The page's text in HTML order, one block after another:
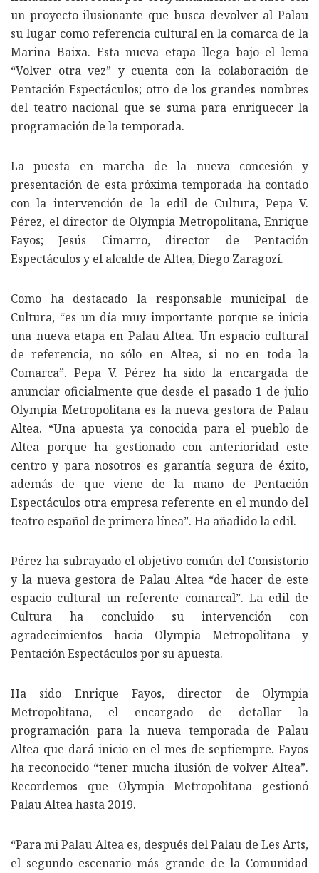
un proyecto ilusionante que busca devolver al Palau
su lugar como referencia cultural en la comarca de la
Marina Baixa. Esta nueva etapa llega bajo el lema
“Volver otra vez” y cuenta con la colaboración de
Pentación Espectáculos; otro de los grandes nombres
del teatro nacional que se suma para enriquecer la
programación de la temporada.
La puesta en marcha de la nueva concesión y
presentación de esta próxima temporada ha contado
con la intervención de la edil de Cultura, Pepa V.
Pérez, el director de Olympia Metropolitana, Enrique
Fayos; Jesús Cimarro, director de Pentación
Espectáculos y el alcalde de Altea, Diego Zaragozí.
Como ha destacado la responsable municipal de
Cultura, “es un día muy importante porque se inicia
una nueva etapa en Palau Altea. Un espacio cultural
de referencia, no sólo en Altea, si no en toda la
Comarca”. Pepa V. Pérez ha sido la encargada de
anunciar oficialmente que desde el pasado 1 de julio
Olympia Metropolitana es la nueva gestora de Palau
Altea. “Una apuesta ya conocida para el pueblo de
Altea porque ha gestionado con anterioridad este
centro y para nosotros es garantía segura de éxito,
además de que viene de la mano de Pentación
Espectáculos otra empresa referente en el mundo del
teatro español de primera línea”. Ha añadido la edil.
Pérez ha subrayado el objetivo común del Consistorio
y la nueva gestora de Palau Altea “de hacer de este
espacio cultural un referente comarcal”. La edil de
Cultura ha concluido su intervención con
agradecimientos hacia Olympia Metropolitana y
Pentación Espectáculos por su apuesta.
Ha sido Enrique Fayos, director de Olympia
Metropolitana, el encargado de detallar la
programación para la nueva temporada de Palau
Altea que dará inicio en el mes de septiempre. Fayos
ha reconocido “tener mucha ilusión de volver Altea”.
Recordemos que Olympia Metropolitana gestionó
Palau Altea hasta 2019.
“Para mi Palau Altea es, después del Palau de Les Arts,
el segundo escenario más grande de la Comunidad